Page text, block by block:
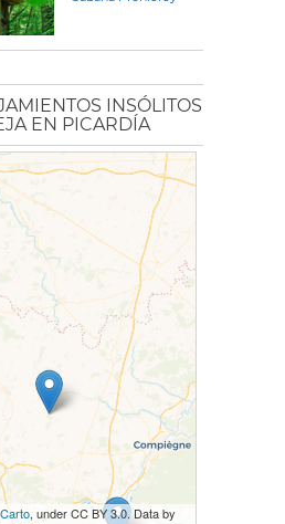
INSÓLITOS
EN PICARDÍA
Carto, under CC BY 3.0. Data by